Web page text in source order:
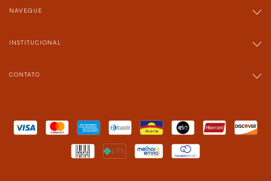
NAVEGUE
INSTITUCIONAL
CONTATO